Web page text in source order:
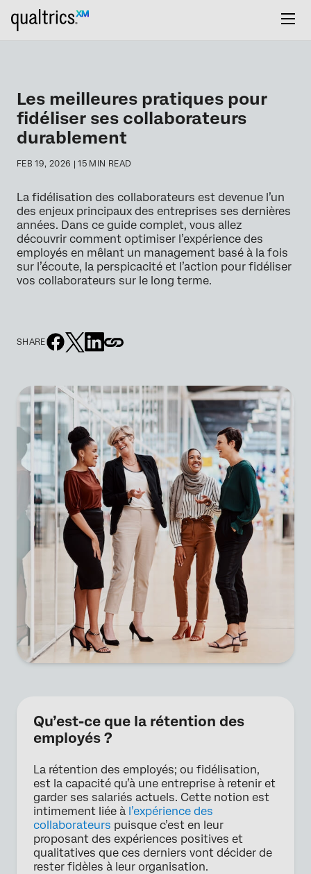
Les meilleures pratiques pour
fidéliser ses collaborateurs
durablement
FEB 19, 2026 | 15 MIN READ
La fidélisation des collaborateurs est devenue l’un
des enjeux principaux des entreprises ses dernières
années. Dans ce guide complet, vous allez
découvrir comment optimiser l’expérience des
employés en mêlant un management basé à la fois
sur l’écoute, la perspicacité et l’action pour fidéliser
vos collaborateurs sur le long terme.
SHARE
Qu’est-ce que la rétention des
employés ?
La rétention des employés; ou fidélisation,
est la capacité qu’à une entreprise à retenir et
garder ses salariés actuels. Cette notion est
intimement liée à l’expérience des
collaborateurs puisque c’est en leur
proposant des expériences positives et
qualitatives que ces derniers vont décider de
rester fidèles à leur organisation.